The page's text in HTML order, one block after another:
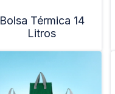
Bolsa Térmica 14
Litros